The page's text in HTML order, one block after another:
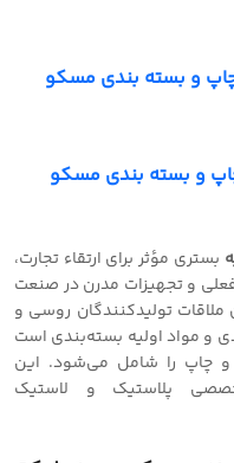
چاپ و بسته بندی مسکو
چاپ و بسته بندی مسکو
بستری مؤثر برای ارتقاء تجارت،
فعلی و تجهیزات مدرن در صنعت
تولیدکنندگان روسی و
و مواد اولیه بسته‌بندی است
و چاپ را شامل می‌شود. این
پلاستیک و لاستیک